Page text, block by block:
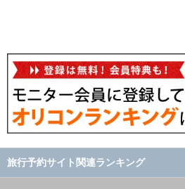
旅行予約サイト関連ランキング